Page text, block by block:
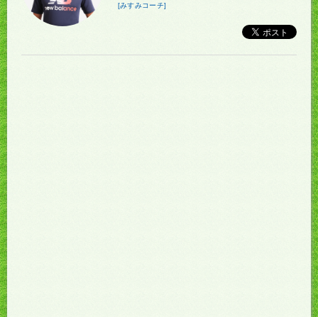
[みすみコーチ]